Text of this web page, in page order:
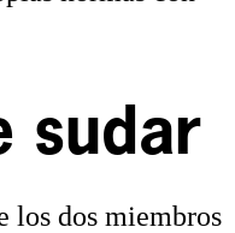
sudar
los dos miembros